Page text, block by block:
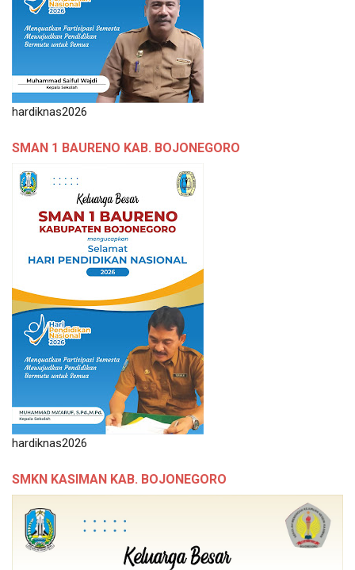
hardiknas2026
SMAN 1 BAURENO KAB. BOJONEGORO
hardiknas2026
SMKN KASIMAN KAB. BOJONEGORO